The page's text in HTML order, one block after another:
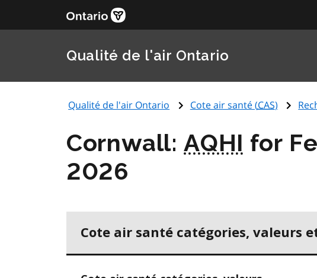
Qualité de l'air Ontario
Qualité de l'air Ontario Cote air santé (CAS)
Cornwall:AQHI for
2026
Cote air santé catégories, valeurs